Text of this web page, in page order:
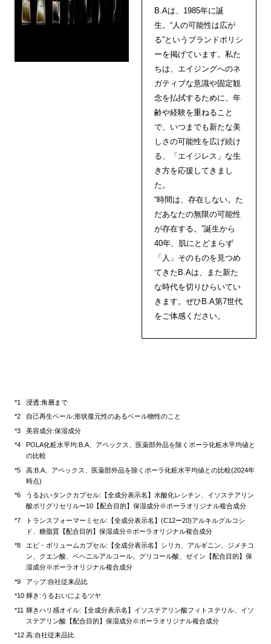
B.Aは、1985年に誕
生。“人の可能性は広が
る”というブランドポリシ
ーを掲げています。私た
ちは、エイジングへのネ
ガティブな意識や固定観
念を払拭するために、年
齢や経験を重ねること
で、いつまでも新たな美
しさの可能性を広げ続け
る、「エイジレス」な生
き方を応援してきまし
た。
“時間は、存在しない。た
だあなたの無限の可能性
が存在する。”誕生から
40年、肌にとどまらず
「人」そのものを見つめ
てきたB.Aは、また新た
な時代を切りひらいてい
きます。ぜひB.A第7世代
をご体感ください。
浸透:角層まで
自己再生ベール:形状復元性のあるベール物性のこと
美容成分:保湿成分
POLA化粧水平均:B.A、アペックス、医薬部外品を除くポーラ化粧水平均値と
の比較
高:B.A、アペックス、医薬部外品を除くポーラ化粧水平均値との比較(2024年
時点)
うるおいタンクカプセル:【全成分表示名】水酸化レシチン、イソステアリン
酸ポリグリセリルー10【配合目的】保湿成分※ポーラオリジナル複合成分
トランスフォーマーミセル:【全成分表示名】(C12ー20)アルキルグルコシ
ド、糖脂質【配合目的】保湿成分※ポーラオリジナル複合成分
エピ・ボリュームカプセル:【全成分表示名】シリカ、アルギニン、ジメチコ
ン、クエン酸、ベヘニルアルコール、グリコール酸、ゼイン【配合目的】保
湿成分※ポーラオリジナル複合成分
アップ:自社従来品比
輝き:うるおいによるツヤ
輝きハリ感オイル:【全成分表示名】イソステアリン酸フィトステリル、イソ
ステアリン酸【配合目的】保湿成分※ポーラオリジナル複合成分
高:自社従来品比